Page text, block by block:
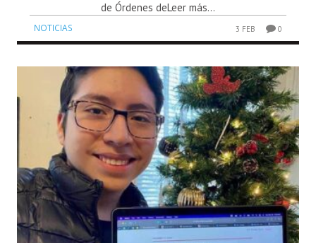
de Órdenes deLeer más...
NOTICIAS 3 FEB 0